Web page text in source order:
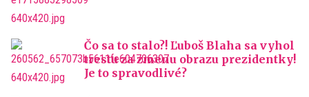
Čo sa to stalo?! Ľuboš Blaha sa vyhol
trestu za zmenu obrazu prezidentky!
Je to spravodlivé?